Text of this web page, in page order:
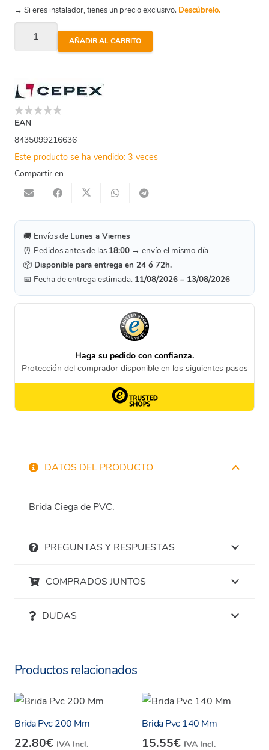
→ Si eres instalador, tienes un precio exclusivo. Descúbrelo.
Brida
Ciega
Mm
cantidad
AÑADIR AL CARRITO
EAN
8435099216636
Este producto se ha vendido: 3 veces
Compartir en
🚚 Envíos de Lunes a Viernes
⏰ Pedidos antes de las 18:00 → envío el mismo día
📦 Disponible para entrega en 24 ó 72h.
📅 Fecha de entrega estimada: 11/08/2026 – 13/08/2026
DATOS DEL PRODUCTO
Brida Ciega de PVC.
PREGUNTAS Y RESPUESTAS
COMPRADOS JUNTOS
DUDAS
Productos relacionados
Brida Pvc 200 Mm
22.80€ IVA Incl.
Brida Pvc 140 Mm
15.55€ IVA Incl.